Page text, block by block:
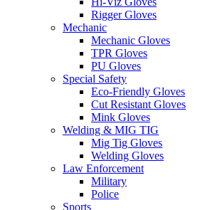
Rigger Gloves
Mechanic
Mechanic Gloves
TPR Gloves
PU Gloves
Special Safety
Eco-Friendly Gloves
Cut Resistant Gloves
Mink Gloves
Welding & MIG TIG
Mig Tig Gloves
Welding Gloves
Law Enforcement
Military
Police
Sports